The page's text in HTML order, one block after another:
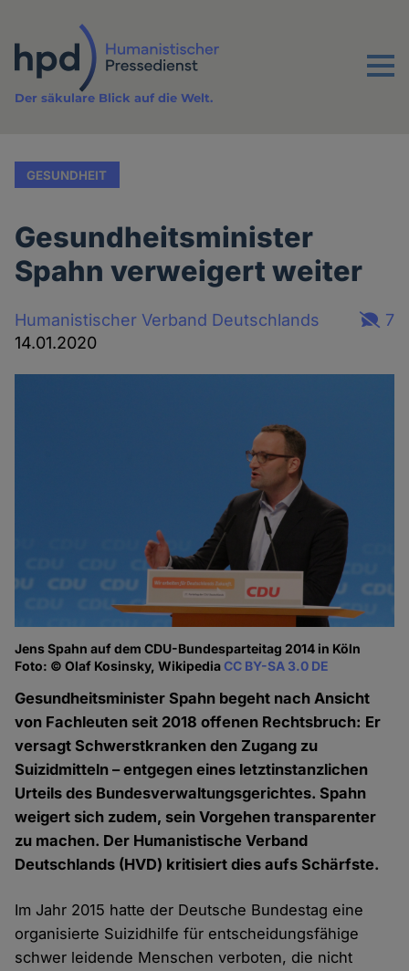
Inhalt
Menu
Der säkulare Blick auf die Welt.
GESUNDHEIT
Gesundheitsminister
Spahn verweigert weiter
Humanistischer Verband Deutschlands
14.01.2020
7
Jens Spahn auf dem CDU-Bundesparteitag 2014 in Köln
Foto: © Olaf Kosinsky, WikipediaCC BY-SA 3.0 DE
Gesundheitsminister Spahn begeht nach Ansicht
von Fachleuten seit 2018 offenen Rechtsbruch: Er
versagt Schwerstkranken den Zugang zu
Suizidmitteln – entgegen eines letztinstanzlichen
Urteils des Bundesverwaltungsgerichtes. Spahn
weigert sich zudem, sein Vorgehen transparenter
zu machen. Der Humanistische Verband
Deutschlands (HVD) kritisiert dies aufs Schärfste.
Im Jahr 2015 hatte der Deutsche Bundestag eine
organisierte Suizidhilfe für entscheidungsfähige
schwer leidende Menschen verboten, die nicht